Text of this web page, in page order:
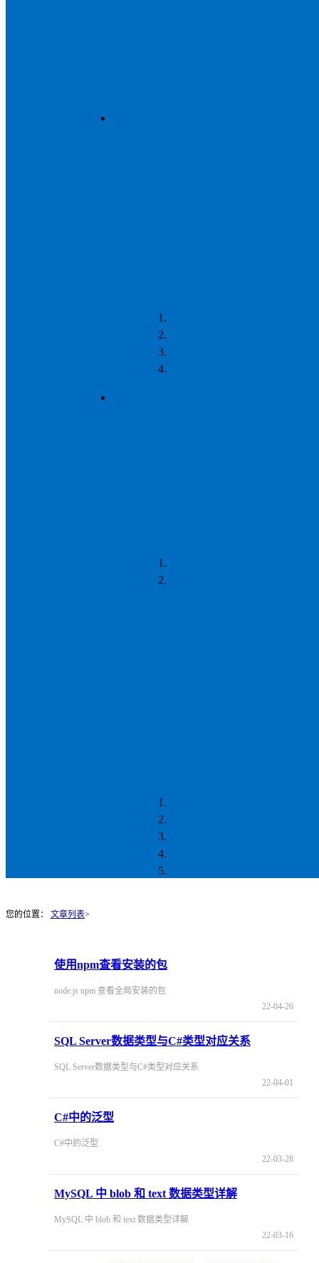
您的位置： 文章列表>
使用npm查看安装的包
node.js npm 查看全局安装的包
22-04-26
SQL Server数据类型与C#类型对应关系
SQL Server数据类型与C#类型对应关系
22-04-01
C#中的泛型
C#中的泛型
22-03-28
MySQL 中 blob 和 text 数据类型详解
MySQL 中 blob 和 text 数据类型详解
22-03-16